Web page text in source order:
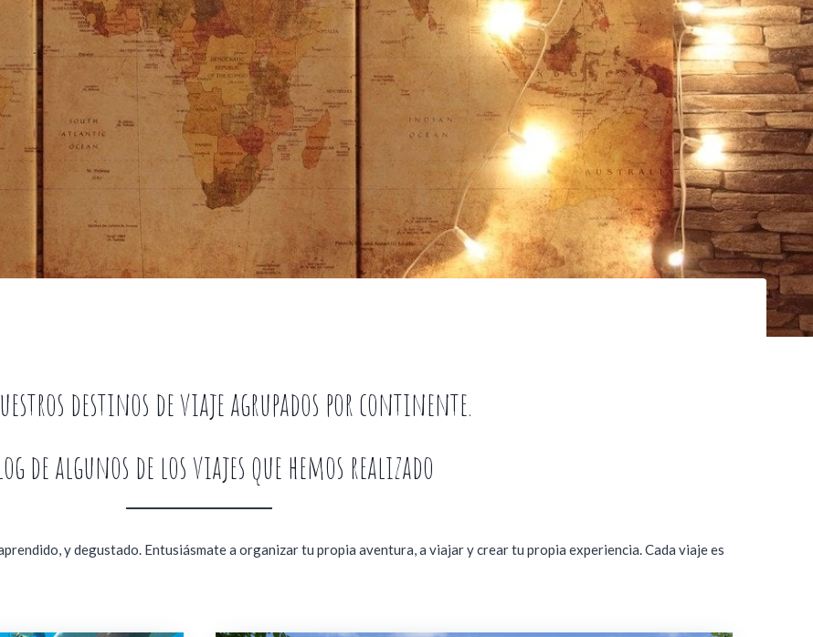
destinos de viaje agrupados por continente.
de algunos de los viajes que hemos realizado
y degustado. Entusiásmate a organizar tu propia aventura, a viajar y crear tu propia experiencia. Cada viaje es